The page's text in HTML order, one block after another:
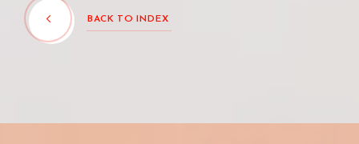
BACK TO INDEX